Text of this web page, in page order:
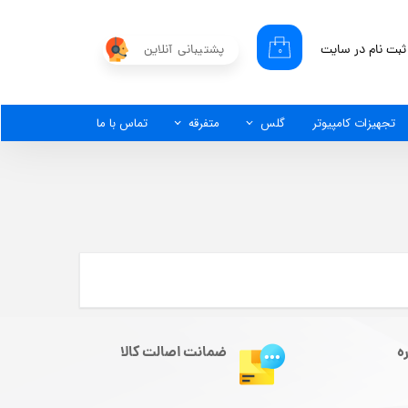
پشتیبانی آنلاین ۰ ثبت نام در سایت
تجهیزات کامپیوتر گلس متفرقه تماس با ما
ضمانت اصالت کالا